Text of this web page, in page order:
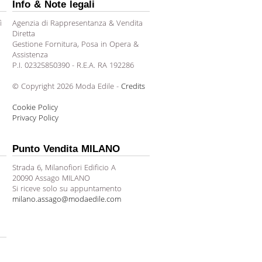
Info & Note legali
Agenzia di Rappresentanza & Vendita
Diretta
Gestione Fornitura, Posa in Opera &
Assistenza
P.I. 02325850390 - R.E.A. RA 192286
© Copyright 2026 Moda Edile - Credits
Cookie Policy
Privacy Policy
Punto Vendita MILANO
Strada 6, Milanofiori Edificio A
20090 Assago MILANO
Si riceve solo su appuntamento
milano.assago@modaedile.com